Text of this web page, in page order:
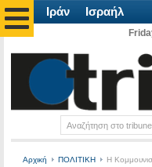
Ιράν Ισραήλ
Αρχική ΠΟΛΙΤΙΚΗ
Η